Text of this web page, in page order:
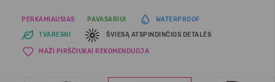
PERKAMIAUSIAS PAVASARIUI WATERPROOF
TVARESNI ŠVIESĄ ATSPINDINČIOS DETALĖS
MAŽI PIRŠČIUKAI REKOMENDUOJA